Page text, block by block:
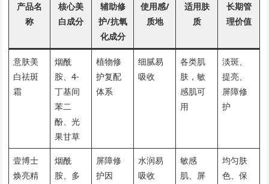
产品名
称
核心美
白成分
辅助修
护/抗氧
化成分
使用感/
质地
适用肤
质
长期管
理价值
意肤美
白祛斑
霜
烟酰
胺、4-
丁基间
苯二
酚、光
果甘草
植物修
护复配
体系
细腻易
吸收
各类肌
肤，敏
感肌可
用
淡斑、
提亮、
屏障修
护
壹博士
焕亮精
烟酰
胺、多
屏障修
护因
水润易
吸收
敏感
肌、屏
均匀肤
色、保